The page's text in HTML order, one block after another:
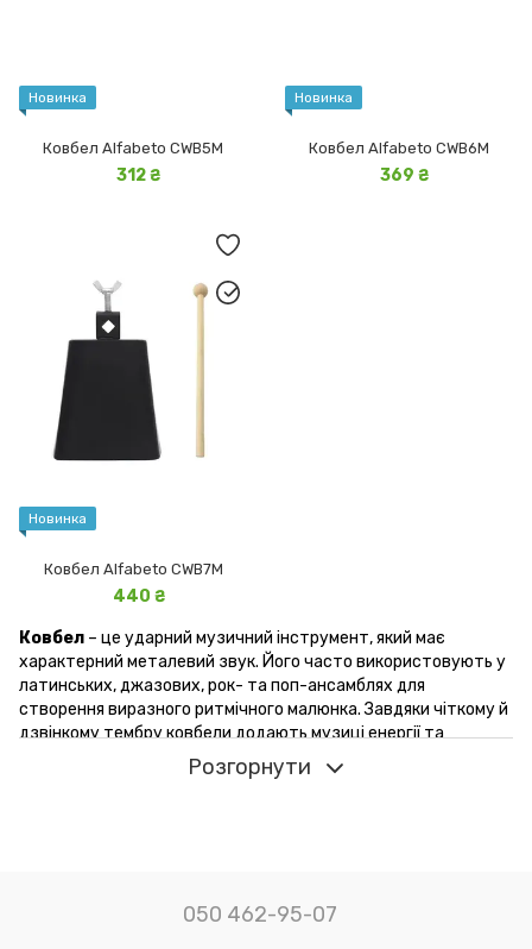
Новинка
Ковбел Alfabeto CWB5M
312 ₴
Новинка
Ковбел Alfabeto CWB6M
369 ₴
Новинка
Ковбел Alfabeto CWB7M
440 ₴
Ковбел – це ударний музичний інструмент, який має
характерний металевий звук. Його часто використовують у
латинських, джазових, рок- та поп-ансамблях для
створення виразного ритмічного малюнка. Завдяки чіткому й
дзвінкому тембру ковбели додають музиці енергії та
Розгорнути
050 462-95-07